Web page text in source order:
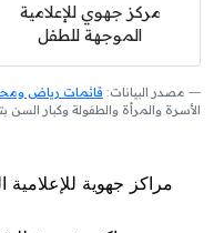
مركز جهوي للإعلامية
الموجهة للطفل
مصدر البيانات: قائمات رياض
الأسرة والمرأة والطفولة وكبار السن بتاريخ 2026/08/07 على